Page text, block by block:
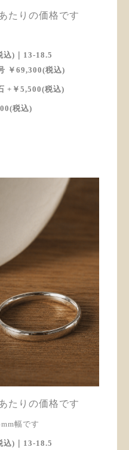
たりの価格です
込) ｜13-18.5
￥69,300(税込)
+ ￥5,500(税込)
税込)
たりの価格です
幅です
込) ｜13-18.5